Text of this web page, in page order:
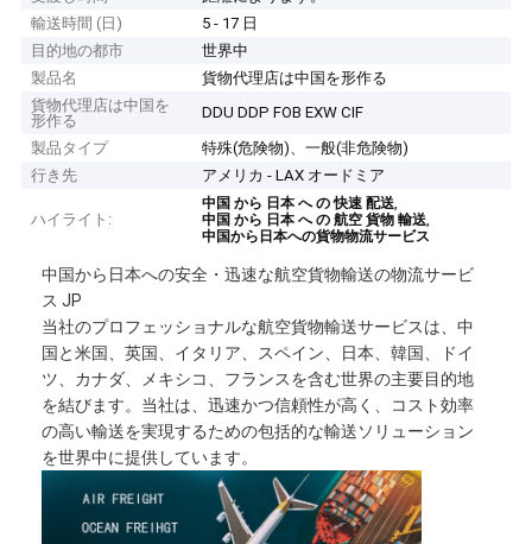
輸送時間 (日)
5 - 17 日
目的地の都市
世界中
製品名
貨物代理店は中国を形作る
貨物代理店は中国を
形作る
DDU DDP FOB EXW CIF
製品タイプ
特殊(危険物)、一般(非危険物)
行き先
アメリカ - LAX オードミア
ハイライト:
中国 から 日本 へ の 快速 配送,
中国 から 日本 へ の 航空 貨物 輸送,
中国から日本への貨物物流サービス
中国から日本への安全・迅速な航空貨物輸送の物流サービ
ス JP
当社のプロフェッショナルな航空貨物輸送サービスは、中
国と米国、英国、イタリア、スペイン、日本、韓国、ドイ
ツ、カナダ、メキシコ、フランスを含む世界の主要目的地
を結びます。当社は、迅速かつ信頼性が高く、コスト効率
の高い輸送を実現するための包括的な輸送ソリューション
を世界中に提供しています。